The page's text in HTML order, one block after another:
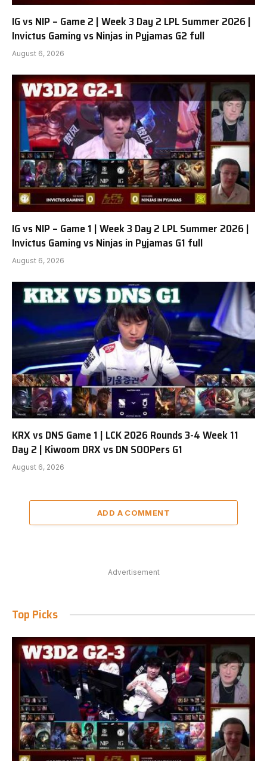
IG vs NIP – Game 2 | Week 3 Day 2 LPL Summer 2026 |
Invictus Gaming vs Ninjas in Pyjamas G2 full
August 6, 2026
IG vs NIP – Game 1 | Week 3 Day 2 LPL Summer 2026 |
Invictus Gaming vs Ninjas in Pyjamas G1 full
August 6, 2026
KRX vs DNS Game 1 | LCK 2026 Rounds 3-4 Week 11
Day 2 | Kiwoom DRX vs DN SOOPers G1
August 6, 2026
ADD A COMMENT
Advertisement
Top Picks